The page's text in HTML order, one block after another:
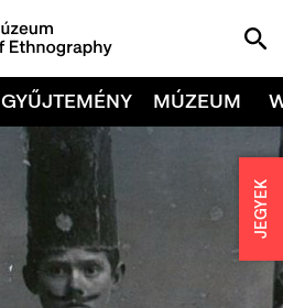
GYŰJTEMÉNY MÚZEUM
JEGYEK